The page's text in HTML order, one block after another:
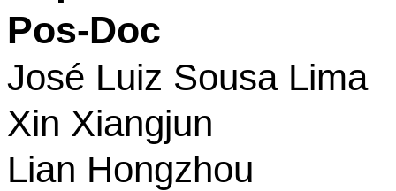
Pos-Doc
José Luiz Sousa Lima
Xin Xiangjun
Lian Hongzhou